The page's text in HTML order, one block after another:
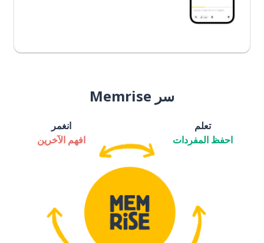
سر Memrise
تعلم
احفظ المفردات
انغمر
افهم الآخرين